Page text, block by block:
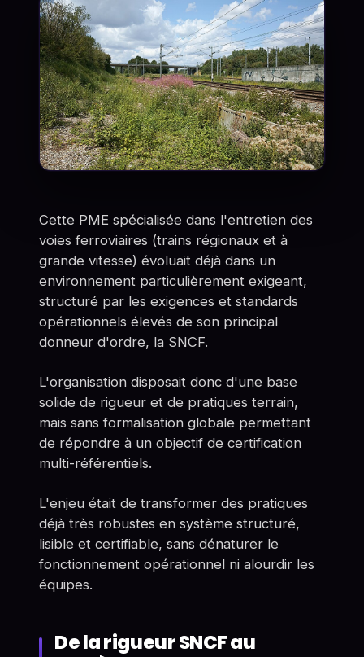
Cette PME spécialisée dans l'entretien des
voies ferroviaires (trains régionaux et à
grande vitesse) évoluait déjà dans un
environnement particulièrement exigeant,
structuré par les exigences et standards
opérationnels élevés de son principal
donneur d'ordre, la SNCF.
L'organisation disposait donc d'une base
solide de rigueur et de pratiques terrain,
mais sans formalisation globale permettant
de répondre à un objectif de certification
multi-référentiels.
L'enjeu était de transformer des pratiques
déjà très robustes en système structuré,
lisible et certifiable, sans dénaturer le
fonctionnement opérationnel ni alourdir les
équipes.
De la rigueur SNCF au